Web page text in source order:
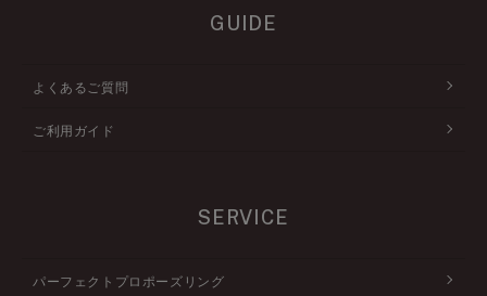
GUIDE
よくあるご質問
ご利用ガイド
SERVICE
パーフェクトプロポーズリング